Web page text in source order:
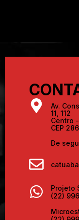
Av.
11, 112
Centro
CEP
De
Projeto
(22)